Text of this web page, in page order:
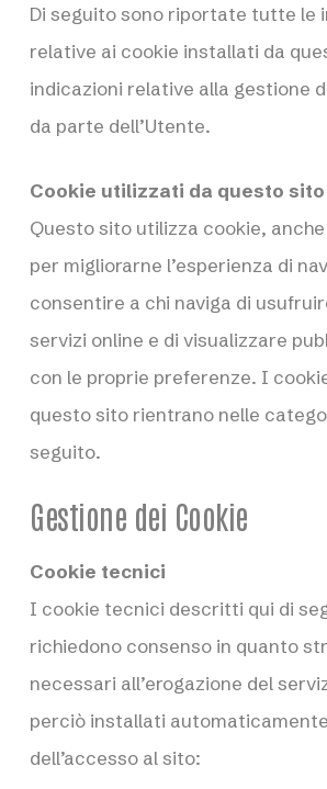
Di seguito sono riportate tutte le
relative ai cookie installati da
indicazioni relative alla gestione
da parte dell’Utente.
Cookie utilizzati da questo sito
Questo sito utilizza cookie,
per migliorarne l’esperienza di
consentire a chi naviga di
servizi online e di visualizzare
con le proprie preferenze. I
questo sito rientrano nelle
seguito.
Gestione dei Cookie
Cookie tecnici
I cookie tecnici descritti qui di
richiedono consenso in quanto
necessari all’erogazione del
perciò installati
dell’accesso al sito: